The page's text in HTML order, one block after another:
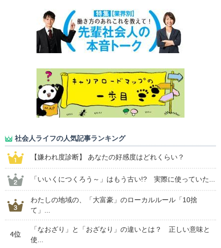
社会人ライフの人気記事ランキング
【嫌われ度診断】 あなたの好感度はどれくらい？
「いいくにつくろう～」はもう古い!? 実際に使っていた...
わたしの地域の、「大富豪」のローカルルール「10捨
て」...
4位
「なおざり」と「おざなり」の違いとは？ 正しい意味と
使...